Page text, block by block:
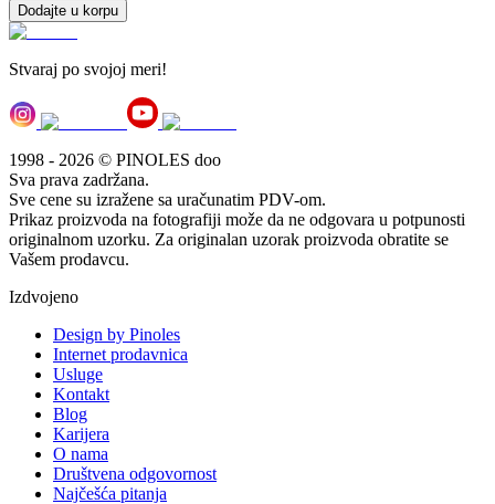
Dodajte u korpu
Stvaraj po svojoj meri!
1998 - 2026 © PINOLES doo
Sva prava zadržana.
Sve cene su izražene sa uračunatim PDV-om.
Prikaz proizvoda na fotografiji može da ne odgovara u potpunosti
originalnom uzorku. Za originalan uzorak proizvoda obratite se
Vašem prodavcu.
Izdvojeno
Design by Pinoles
Internet prodavnica
Usluge
Kontakt
Blog
Karijera
O nama
Društvena odgovornost
Najčešća pitanja